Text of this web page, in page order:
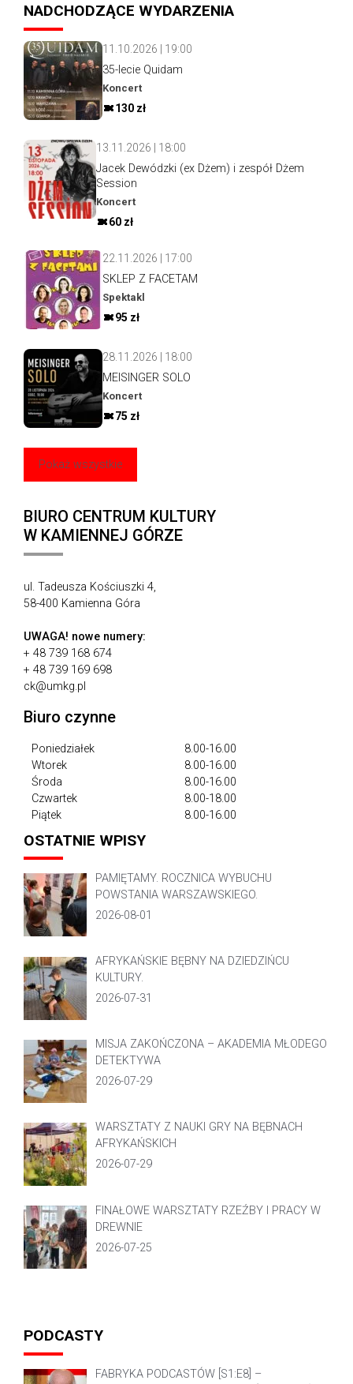
NADCHODZĄCE WYDARZENIA
11.10.2026 | 19:00
35-lecie Quidam
Koncert
130 zł
13.11.2026 | 18:00
Jacek Dewódzki (ex Dżem) i zespół Dżem
Session
Koncert
60 zł
22.11.2026 | 17:00
SKLEP Z FACETAM
Spektakl
95 zł
28.11.2026 | 18:00
MEISINGER SOLO
Koncert
75 zł
Pokaż wszystkie
BIURO CENTRUM KULTURY
W KAMIENNEJ GÓRZE
ul. Tadeusza Kościuszki 4,
58-400 Kamienna Góra
UWAGA! nowe numery:
+ 48 739 168 674
+ 48 739 169 698
ck@umkg.pl
Biuro czynne
Poniedziałek
Wtorek
Środa
Czwartek
Piątek
8.00-16.00
8.00-16.00
8.00-16.00
8.00-18.00
8.00-16.00
OSTATNIE WPISY
PAMIĘTAMY. ROCZNICA WYBUCHU
POWSTANIA WARSZAWSKIEGO.
2026-08-01
AFRYKAŃSKIE BĘBNY NA DZIEDZIŃCU
KULTURY.
2026-07-31
MISJA ZAKOŃCZONA – AKADEMIA MŁODEGO
DETEKTYWA
2026-07-29
WARSZTATY Z NAUKI GRY NA BĘBNACH
AFRYKAŃSKICH
2026-07-29
FINAŁOWE WARSZTATY RZEŹBY I PRACY W
DREWNIE
2026-07-25
PODCASTY
FABRYKA PODCASTÓW [S1:E8] –